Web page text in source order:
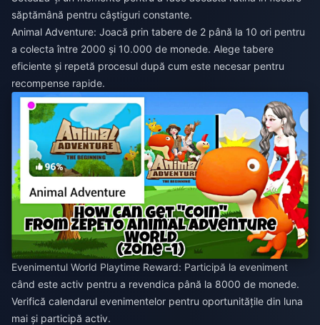
săptămână pentru câștiguri constante.
Animal Adventure: Joacă prin tabere de 2 până la 10 ori pentru
a colecta între 2000 și 10.000 de monede. Alege tabere
eficiente și repetă procesul după cum este necesar pentru
recompense rapide.
Evenimentul World Playtime Reward: Participă la eveniment
când este activ pentru a revendica până la 8000 de monede.
Verifică calendarul evenimentelor pentru oportunitățile din luna
mai și participă activ.